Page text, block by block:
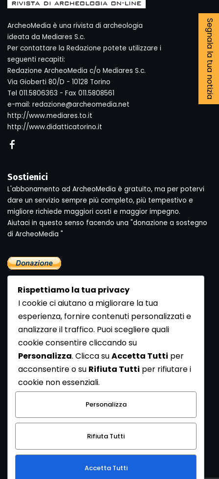
Segnala la tua notizia
ArcheoMedia è una rivista di archeologia
ideata da Mediares S.c.
Per contattare la Redazione potete utilizzare i
seguenti recapiti:
Redazione ArcheoMedia c/o Mediares S.c.
Via Gioberti 80/D - 10128 Torino
Tel 011.5806363 - Fax 011.5808561
e-mail: redazione@archeomedia.net
http://www.mediares.to.it
http://www.didatticatorino.it
Sostienici
L'abbonamento ad ArcheoMedia è gratuito, ma per potervi
dare un servizio sempre più completo, più tempestivo e
migliore richiede maggiori costi e maggior impegno.
Aiutaci in questo senso facendo una "donazione a sostegno
di ArcheoMedia "
Newsletter
Se vuoi ricevere la Rivista gratuita di archeologia realizzata
dalla Redazione di ArcheoMedia iscriviti alla nostra
Newsletter [Clicca Qui]
Con l'invio del messaggio l'utente dichiara di aver letto
l’informativa sulla privacy e di acconsentire al trattamento
dei propri dati personali.
Rispettiamo la tua privacy
I cookie ci aiutano a migliorare la tua
esperienza, fornire contenuti personalizzati e
analizzare il traffico. Puoi scegliere quali
cookie consentire cliccando su
Personalizza. Clicca suAccetta Tutti per
acconsentire o su Rifiuta Tutti per rifiutare i
cookie non essenziali.
Personalizza
Rifiuta Tutti
Accetta Tutti